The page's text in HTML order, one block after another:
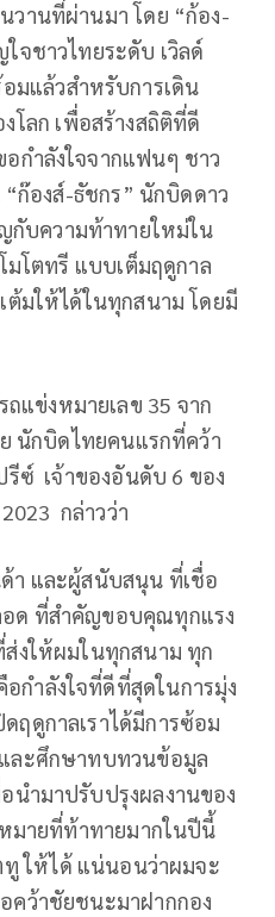
านที่ผ่านมา โดย “ก้อง-
จชาวไทยระดับ เวิลด์
มแล้วสำหรับการเดิน
โลก เพื่อสร้างสถิติที่ดี
กำลังใจจากแฟนๆ ชาว
“ก๊องส์-ธัชกร” นักบิดดาว
กับความท้าทายใหม่ใน
มโตทรี แบบเต็มฤดูกาล
ต้มให้ได้ในทุกสนาม โดยมี
ถแข่งหมายเลข 35 จาก
นักบิดไทยคนแรกที่คว้า
รีซ์ เจ้าของอันดับ 6 ของ
2023 กล่าวว่า
า และผู้สนับสนุน ที่เชื่อ
ด ที่สำคัญขอบคุณทุกแรง
งให้ผมในทุกสนาม ทุก
กำลังใจที่ดีที่สุดในการมุ่ง
ฤดูกาลเราได้มีการซ้อม
ละศึกษาทบทวนข้อมูล
นำมาปรับปรุงผลงานของ
มายที่ท้าทายมากในปีนี้
ทู ให้ได้ แน่นอนว่าผมจะ
คว้าชัยชนะมาฝากกอง